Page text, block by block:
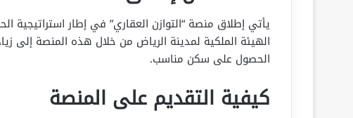
يأتي إطلاق منصة “التوازن العقاري” في إطار
الهيئة الملكية لمدينة الرياض من خلال هذه المنصة إلى
الحصول على سكن مناسب.
كيفية التقديم على المنصة